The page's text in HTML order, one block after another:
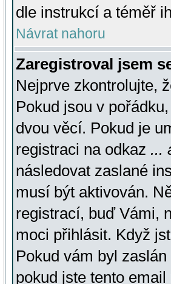
dle instrukcí a téměř
Návrat nahoru
Zaregistroval jsem
Nejprve zkontrolujte,
Pokud jsou v
dvou věcí. Pokud je
registraci na odkaz ...
následovat zaslané
musí být aktivován.
registrací, buď Vámi,
moci přihlásit. Když
Pokud vám byl
pokud jste tento